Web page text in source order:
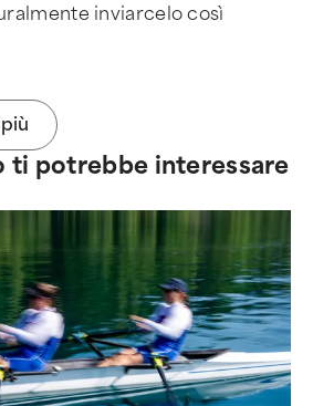
inviarcelo così
ti potrebbe interessare